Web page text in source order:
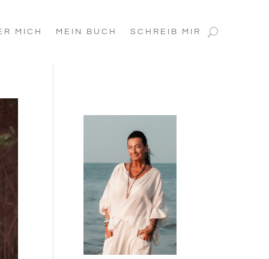
MICH MEIN BUCH SCHREIB MIR